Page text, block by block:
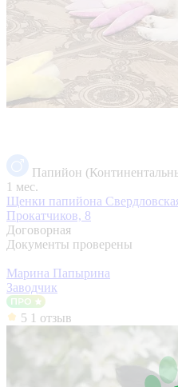
Папийон
1 мес.
Щенки папийона
Прокатчиков, 8
Договорная
Документы проверены
Марина Папырина
Заводчик
5 1 отзыв